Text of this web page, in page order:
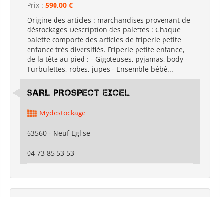
Prix : 590,00 €
Origine des articles : marchandises provenant de
déstockages Description des palettes : Chaque
palette comporte des articles de friperie petite
enfance très diversifiés. Friperie petite enfance,
de la tête au pied : - Gigoteuses, pyjamas, body -
Turbulettes, robes, jupes - Ensemble bébé...
SARL PROSPECT EXCEL
Mydestockage
63560 - Neuf Eglise
04 73 85 53 53